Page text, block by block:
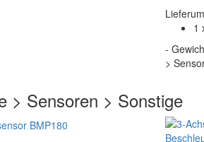
1
-
>
> Sensoren > Sonstige